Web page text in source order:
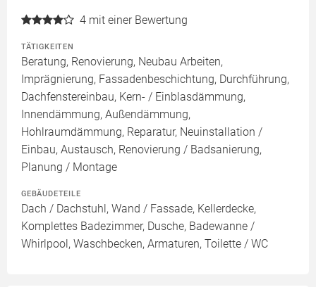
4 mit einer Bewertung
TÄTIGKEITEN
Beratung, Renovierung, Neubau Arbeiten,
Imprägnierung, Fassadenbeschichtung, Durchführung,
Dachfenstereinbau, Kern- / Einblasdämmung,
Innendämmung, Außendämmung,
Hohlraumdämmung, Reparatur, Neuinstallation /
Einbau, Austausch, Renovierung / Badsanierung,
Planung / Montage
GEBÄUDETEILE
Dach / Dachstuhl, Wand / Fassade, Kellerdecke,
Komplettes Badezimmer, Dusche, Badewanne /
Whirlpool, Waschbecken, Armaturen, Toilette / WC